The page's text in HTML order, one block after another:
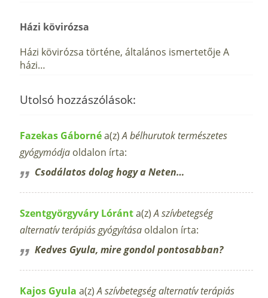
Házi kövirózsa
Házi kövirózsa történe, általános ismertetője A
házi…
Utolsó hozzászólások:
Fazekas Gábornéa(z)A bélhurutok természetes
gyógymódja oldalon írta:
Csodálatos dolog hogy a Neten…
Szentgyörgyváry Lóránta(z)A szívbetegség
alternatív terápiás gyógyítása oldalon írta:
Kedves Gyula, mire gondol pontosabban?
Kajos Gyula a(z)A szívbetegség alternatív terápiás